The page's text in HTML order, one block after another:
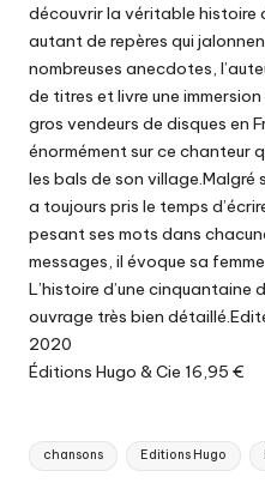
découvrir la véritable histoire
autant de repères qui
nombreuses anecdotes,
de titres et livre une immersion
gros vendeurs de disques en
énormément sur ce chanteur
les bals de son
a toujours pris le temps
pesant ses mots dans
messages, il évoque sa
L’histoire d’une cinquantaine
ouvrage très bien
2020
Éditions Hugo & Cie 16,95 €
Tags:
chansons Editions Hugo